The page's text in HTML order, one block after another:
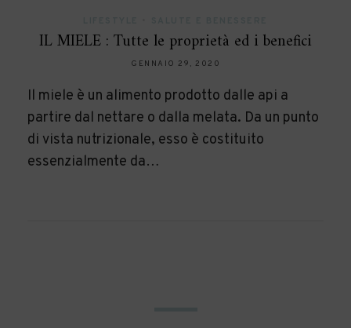
IL MIELE : Tutte le proprietà ed i benefici
GENNAIO 29, 2020
Il miele è un alimento prodotto dalle api a
partire dal nettare o dalla melata. Da un punto
di vista nutrizionale, esso è costituito
essenzialmente da…